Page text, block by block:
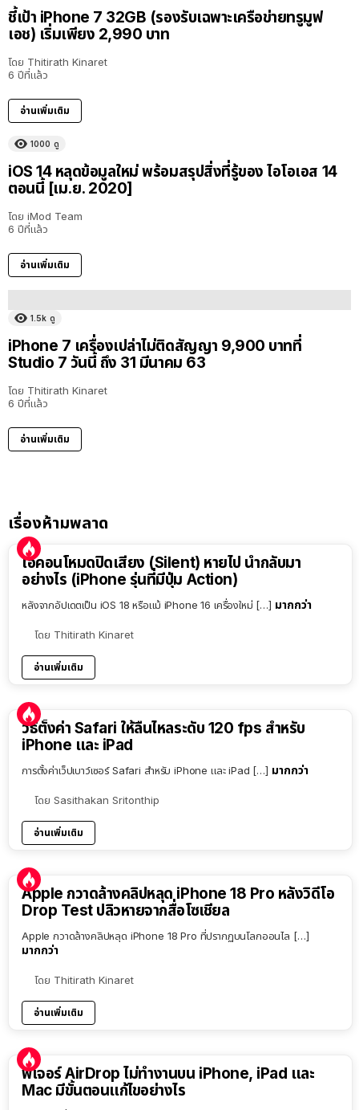
ชี้เป้า iPhone 7 32GB (รองรับเฉพาะเครือข่ายทรูมูฟ
เอช) เริ่มเพียง 2,990 บาท
โดย Thitirath Kinaret
6 ปีที่แล้ว
อ่านเพิ่มเติม
1000 ดู
iOS 14 หลุดข้อมูลใหม่ พร้อมสรุปสิ่งที่รู้ของ ไอโอเอส 14
ตอนนี้ [เม.ย. 2020]
โดย iMod Team
6 ปีที่แล้ว
อ่านเพิ่มเติม
1.5k ดู
iPhone 7 เครื่องเปล่าไม่ติดสัญญา 9,900 บาทที่
Studio 7 วันนี้ ถึง 31 มีนาคม 63
โดย Thitirath Kinaret
6 ปีที่แล้ว
อ่านเพิ่มเติม
เรื่องห้ามพลาด
ไอคอนโหมดปิดเสียง (Silent) หายไป นำกลับมา
อย่างไร (iPhone รุ่นที่มีปุ่ม Action)
หลังจากอัปเดตเป็น iOS 18 หรือแม้ iPhone 16 เครื่องใหม่ […] มากกว่า
โดย Thitirath Kinaret
อ่านเพิ่มเติม
วิธีตั้งค่า Safari ให้ลื่นไหลระดับ 120 fps สำหรับ
iPhone และ iPad
การตั้งค่าเว็ปเบาว์เซอร์ Safari สำหรับ iPhone และ iPad […] มากกว่า
โดย Sasithakan Sritonthip
อ่านเพิ่มเติม
Apple กวาดล้างคลิปหลุด iPhone 18 Pro หลังวิดีโอ
Drop Test ปลิวหายจากสื่อโซเชียล
Apple กวาดล้างคลิปหลุด iPhone 18 Pro ที่ปรากฏบนโลกออนไล […]
มากกว่า
โดย Thitirath Kinaret
อ่านเพิ่มเติม
ฟีเจอร์ AirDrop ไม่ทำงานบน iPhone, iPad และ
Mac มีขั้นตอนแก้ไขอย่างไร